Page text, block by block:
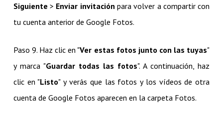
Siguiente > Enviar invitación para volver a compartir con
tu cuenta anterior de Google Fotos.
Paso 9. Haz clic en "Ver estas fotos junto con las tuyas"
y marca "Guardar todas las fotos". A continuación, haz
clic en "Listo" y verás que las fotos y los vídeos de otra
cuenta de Google Fotos aparecen en la carpeta Fotos.